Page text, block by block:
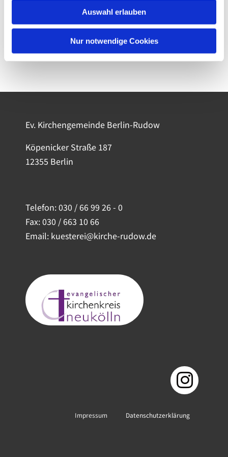
Auswahl erlauben
Nur notwendige Cookies
Ev. Kirchengemeinde Berlin-Rudow
Köpenicker Straße 187
12355 Berlin
Telefon:030 / 66 99 26 - 0
Fax: 030 / 663 10 66
Email: kuesterei@kirche-rudow.de
Impressum Datenschutzerklärung